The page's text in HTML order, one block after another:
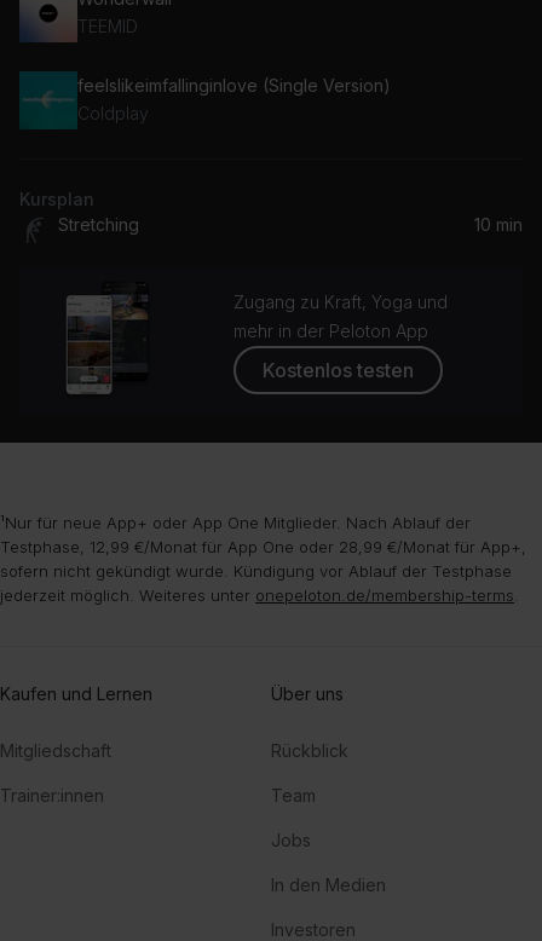
TEEMID
feelslikeimfallinginlove (Single Version)
Coldplay
Kursplan
Stretching
10 min
Zugang zu Kraft, Yoga und
mehr in der Peloton App
Kostenlos testen
¹Nur für neue App+ oder App One Mitglieder. Nach Ablauf der
Testphase, 12,99 €/Monat für App One oder 28,99 €/Monat für App+,
sofern nicht gekündigt wurde. Kündigung vor Ablauf der Testphase
jederzeit möglich. Weiteres unter onepeloton.de/membership-terms
Kaufen und Lernen
Mitgliedschaft
Trainer:innen
Über uns
Rückblick
Team
Jobs
In den Medien
Investoren